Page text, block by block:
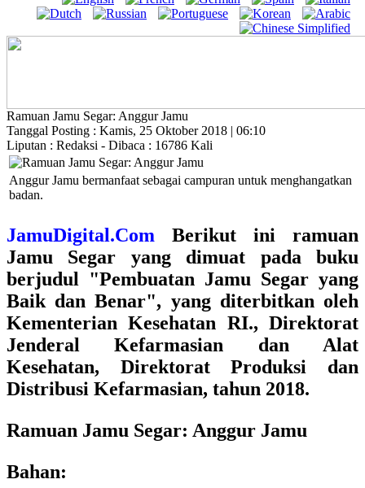
Ramuan Jamu Segar: Anggur Jamu
Tanggal Posting : Kamis, 25 Oktober 2018 | 06:10
Liputan : Redaksi - Dibaca : 16786 Kali
Anggur Jamu bermanfaat sebagai campuran untuk menghangatkan
badan.
JamuDigital.Com Berikut ini ramuan
Jamu Segar yang dimuat pada buku
berjudul "Pembuatan Jamu Segar yang
Baik dan Benar", yang diterbitkan oleh
Kementerian Kesehatan RI., Direktorat
Jenderal Kefarmasian dan Alat
Kesehatan, Direktorat Produksi dan
Distribusi Kefarmasian, tahun 2018.
Ramuan Jamu Segar: Anggur Jamu
Bahan: